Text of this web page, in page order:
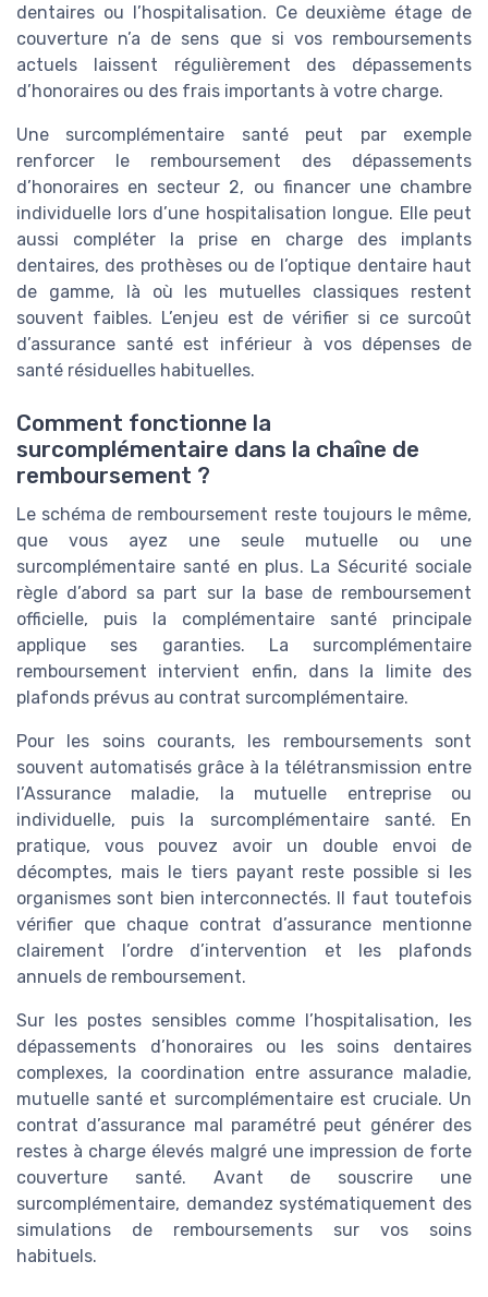
dentaires ou l’hospitalisation. Ce deuxième étage de
couverture n’a de sens que si vos remboursements
actuels laissent régulièrement des dépassements
d’honoraires ou des frais importants à votre charge.
Une surcomplémentaire santé peut par exemple
renforcer le remboursement des dépassements
d’honoraires en secteur 2, ou financer une chambre
individuelle lors d’une hospitalisation longue. Elle peut
aussi compléter la prise en charge des implants
dentaires, des prothèses ou de l’optique dentaire haut
de gamme, là où les mutuelles classiques restent
souvent faibles. L’enjeu est de vérifier si ce surcoût
d’assurance santé est inférieur à vos dépenses de
santé résiduelles habituelles.
Comment fonctionne la
surcomplémentaire dans la chaîne de
remboursement ?
Le schéma de remboursement reste toujours le même,
que vous ayez une seule mutuelle ou une
surcomplémentaire santé en plus. La Sécurité sociale
règle d’abord sa part sur la base de remboursement
officielle, puis la complémentaire santé principale
applique ses garanties. La surcomplémentaire
remboursement intervient enfin, dans la limite des
plafonds prévus au contrat surcomplémentaire.
Pour les soins courants, les remboursements sont
souvent automatisés grâce à la télétransmission entre
l’Assurance maladie, la mutuelle entreprise ou
individuelle, puis la surcomplémentaire santé. En
pratique, vous pouvez avoir un double envoi de
décomptes, mais le tiers payant reste possible si les
organismes sont bien interconnectés. Il faut toutefois
vérifier que chaque contrat d’assurance mentionne
clairement l’ordre d’intervention et les plafonds
annuels de remboursement.
Sur les postes sensibles comme l’hospitalisation, les
dépassements d’honoraires ou les soins dentaires
complexes, la coordination entre assurance maladie,
mutuelle santé et surcomplémentaire est cruciale. Un
contrat d’assurance mal paramétré peut générer des
restes à charge élevés malgré une impression de forte
couverture santé. Avant de souscrire une
surcomplémentaire, demandez systématiquement des
simulations de remboursements sur vos soins
habituels.